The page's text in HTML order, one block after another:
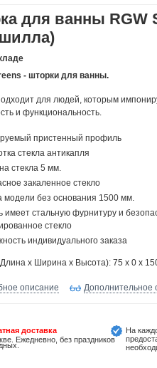
для ванны RGW
- шторки для ванны.
для людей, которым
и функциональность.
пристенный профиль
стекла антикапля
стекла 5 мм.
закаленное стекло
модели без основания 1500 мм.
имеет стальную фурнитуру и
стекло
индивидуального заказа
х Ширина х Высота): 75 x 0 x
описание Дополнительное
доставка
Ежедневно, без праздников
На